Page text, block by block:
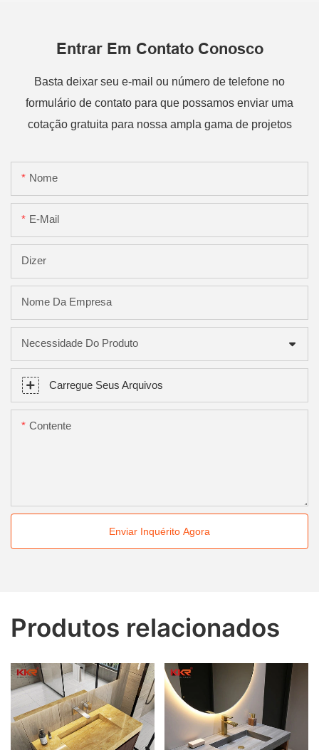
Entrar Em Contato Conosco
Basta deixar seu e-mail ou número de telefone no
formulário de contato para que possamos enviar uma
cotação gratuita para nossa ampla gama de projetos
Nome
E-Mail
Dizer
Nome Da Empresa
Necessidade Do Produto
Carregue Seus Arquivos
Contente
Enviar Inquérito Agora
Produtos relacionados